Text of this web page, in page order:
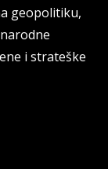
geopolitiku,
i strateške